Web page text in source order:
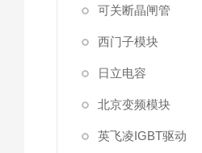
可关断晶闸管
西门子模块
日立电容
北京变频模块
英飞凌IGBT驱动